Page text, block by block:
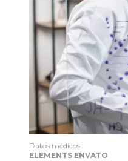
Datos médicos
ELEMENTS ENVATO